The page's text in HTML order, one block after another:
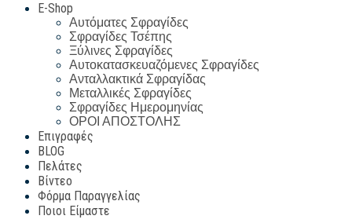
E-Shop
Αυτόματες Σφραγίδες
Σφραγίδες Τσέπης
Ξύλινες Σφραγίδες
Αυτοκατασκευαζόμενες Σφραγίδες
Ανταλλακτικά Σφραγίδας
Μεταλλικές Σφραγίδες
Σφραγίδες Ημερομηνίας
ΟΡΟΙ ΑΠΟΣΤΟΛΗΣ
Επιγραφές
BLOG
Πελάτες
Βίντεο
Φόρμα Παραγγελίας
Ποιοι Είμαστε